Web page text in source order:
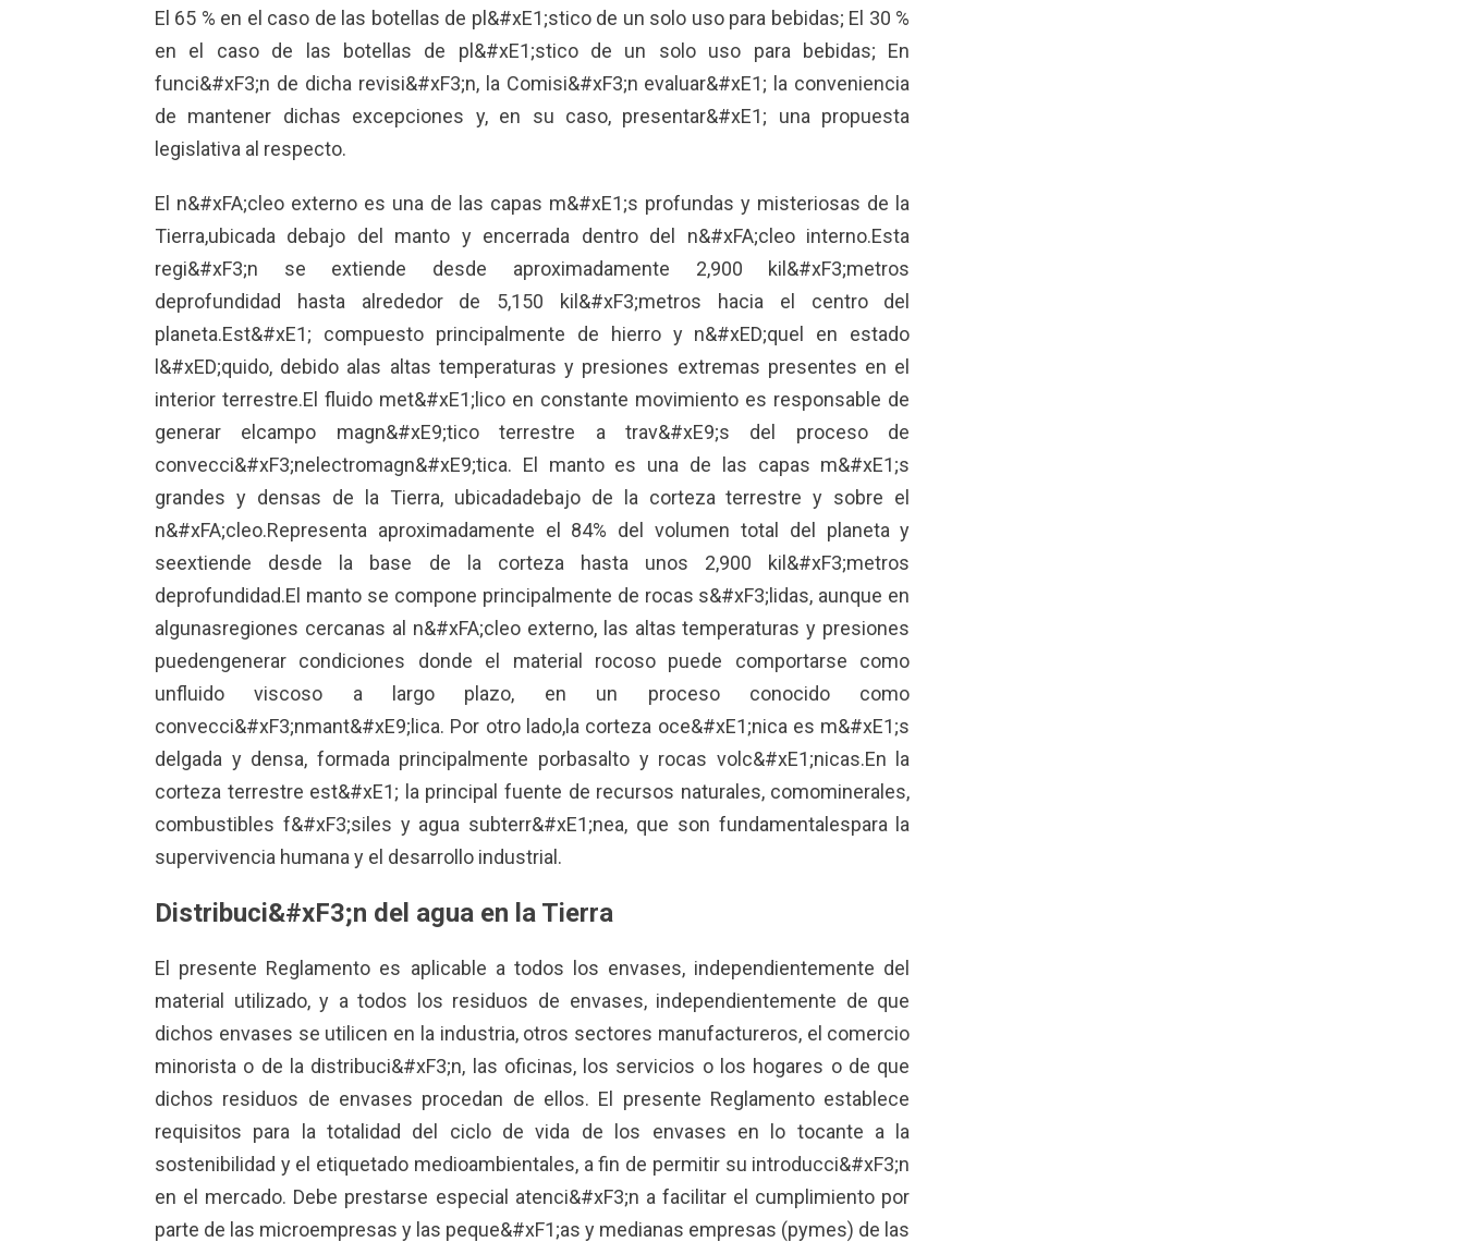
El 65 % en el caso de las botellas de pl&#xE1;stico de un solo uso para bebidas; El 30 %
en el caso de las botellas de pl&#xE1;stico de un solo uso para bebidas; En
funci&#xF3;n de dicha revisi&#xF3;n, la Comisi&#xF3;n evaluar&#xE1; la conveniencia
de mantener dichas excepciones y, en su caso, presentar&#xE1; una propuesta
legislativa al respecto.
El n&#xFA;cleo externo es una de las capas m&#xE1;s profundas y misteriosas de la
Tierra,ubicada debajo del manto y encerrada dentro del n&#xFA;cleo interno.Esta
regi&#xF3;n se extiende desde aproximadamente 2,900 kil&#xF3;metros
deprofundidad hasta alrededor de 5,150 kil&#xF3;metros hacia el centro del
planeta.Est&#xE1; compuesto principalmente de hierro y n&#xED;quel en estado
l&#xED;quido, debido alas altas temperaturas y presiones extremas presentes en el
interior terrestre.El fluido met&#xE1;lico en constante movimiento es responsable de
generar elcampo magn&#xE9;tico terrestre a trav&#xE9;s del proceso de
convecci&#xF3;nelectromagn&#xE9;tica. El manto es una de las capas m&#xE1;s
grandes y densas de la Tierra, ubicadadebajo de la corteza terrestre y sobre el
n&#xFA;cleo.Representa aproximadamente el 84% del volumen total del planeta y
seextiende desde la base de la corteza hasta unos 2,900 kil&#xF3;metros
deprofundidad.El manto se compone principalmente de rocas s&#xF3;lidas, aunque en
algunasregiones cercanas al n&#xFA;cleo externo, las altas temperaturas y presiones
puedengenerar condiciones donde el material rocoso puede comportarse como
unfluido viscoso a largo plazo, en un proceso conocido como
convecci&#xF3;nmant&#xE9;lica. Por otro lado,la corteza oce&#xE1;nica es m&#xE1;s
delgada y densa, formada principalmente porbasalto y rocas volc&#xE1;nicas.En la
corteza terrestre est&#xE1; la principal fuente de recursos naturales, comominerales,
combustibles f&#xF3;siles y agua subterr&#xE1;nea, que son fundamentalespara la
supervivencia humana y el desarrollo industrial.
Distribuci&#xF3;n del agua en la Tierra
El presente Reglamento es aplicable a todos los envases, independientemente del
material utilizado, y a todos los residuos de envases, independientemente de que
dichos envases se utilicen en la industria, otros sectores manufactureros, el comercio
minorista o de la distribuci&#xF3;n, las oficinas, los servicios o los hogares o de que
dichos residuos de envases procedan de ellos. El presente Reglamento establece
requisitos para la totalidad del ciclo de vida de los envases en lo tocante a la
sostenibilidad y el etiquetado medioambientales, a fin de permitir su introducci&#xF3;n
en el mercado. Debe prestarse especial atenci&#xF3;n a facilitar el cumplimiento por
parte de las microempresas y las peque&#xF1;as y medianas empresas (pymes) de las